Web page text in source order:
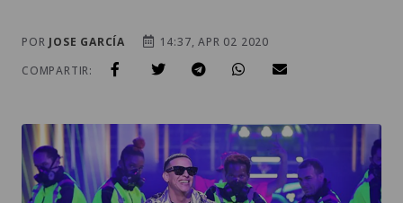
POR JOSE GARCÍA
14:37, APR 02 2020
COMPARTIR: